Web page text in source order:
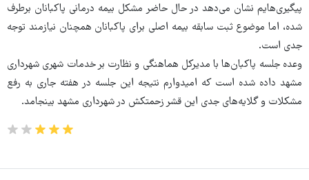
پیگیری‌هایم نشان می‌دهد در حال حاضر مشکل بیمه درمانی پاکبانان برطرف
شده، اما موضوع ثبت سابقه بیمه اصلی برای پاکبانان همچنان نیازمند توجه
جدی است.
وعده جلسه پاکبان‌ها با مدیرکل هماهنگی و نظارت بر خدمات شهری شهرداری
مشهد داده شده است که امیدوارم نتیجه این جلسه در هفته جاری به رفع
مشکلات و گلایه‌های جدی این قشر زحمتکش در شهرداری مشهد بینجامد.